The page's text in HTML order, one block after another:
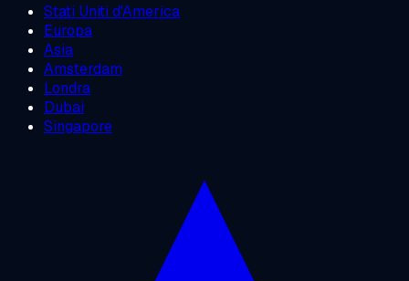
Stati Uniti d'America
Europa
Asia
Amsterdam
Londra
Dubai
Singapore